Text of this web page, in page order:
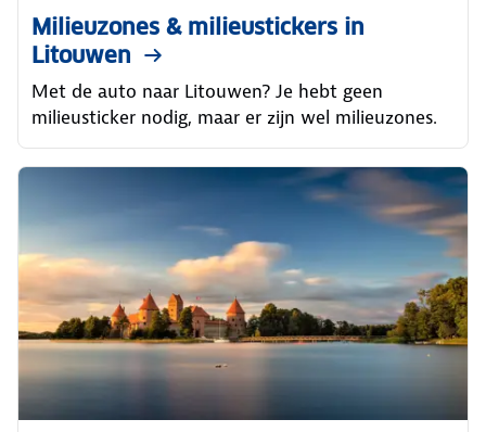
Milieuzones & milieustickers in
Litouwen
Met de auto naar Litouwen? Je hebt geen
milieusticker nodig, maar er zijn wel milieuzones.